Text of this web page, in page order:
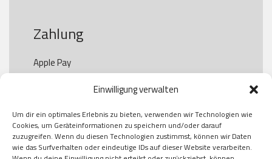
Einwilligung verwalten
Um dir ein optimales Erlebnis zu bieten, verwenden wir Technologien wie
Cookies, um Geräteinformationen zu speichern und/oder darauf
zuzugreifen. Wenn du diesen Technologien zustimmst, können wir Daten
wie das Surfverhalten oder eindeutige IDs auf dieser Website verarbeiten.
Zahlung
Apple Pay
Paypal
Kauf auf Rechung
Klarna
American Express